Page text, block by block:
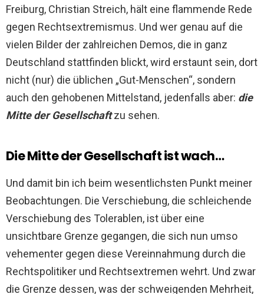
Freiburg, Christian Streich, hält eine flammende Rede
gegen Rechtsextremismus. Und wer genau auf die
vielen Bilder der zahlreichen Demos, die in ganz
Deutschland stattfinden blickt, wird erstaunt sein, dort
nicht (nur) die üblichen „Gut-Menschen“, sondern
auch den gehobenen Mittelstand, jedenfalls aber: die
Mitte der Gesellschaftzu sehen.
Die Mitte der Gesellschaft ist wach…
Und damit bin ich beim wesentlichsten Punkt meiner
Beobachtungen. Die Verschiebung, die schleichende
Verschiebung des Tolerablen, ist über eine
unsichtbare Grenze gegangen, die sich nun umso
vehementer gegen diese Vereinnahmung durch die
Rechtspolitiker und Rechtsextremen wehrt. Und zwar
die Grenze dessen, was der schweigenden Mehrheit,